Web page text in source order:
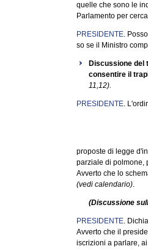
quelle che sono le
Parlamento per
PRESIDENTE.
so se il Ministro
Discussione del
consentire il
11,12).
PRESIDENTE.
proposte di legge
parziale di polmone,
Avverto che lo
(vedi calendario).
(Discussione
PRESIDENTE.
Avverto che il
iscrizioni a parlare,